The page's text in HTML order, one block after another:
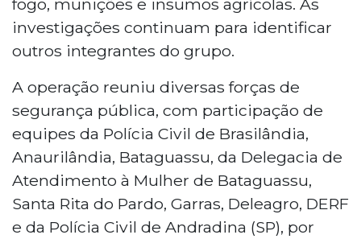
investigações continuam para identificar
outros integrantes do grupo.
A operação reuniu diversas forças de
segurança pública, com participação de
equipes da Polícia Civil de Brasilândia,
Anaurilândia, Bataguassu, da Delegacia de
Atendimento à Mulher de Bataguassu,
Santa Rita do Pardo, Garras, Deleagro, DERF
e da Polícia Civil de Andradina (SP), por